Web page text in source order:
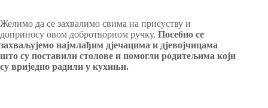
Желимо да се захвалимо свима на присуству и
доприносу овом добротворном ручку. Посебно се
захваљујемо најмлађим дјечацима и дјевојчицама
што су поставили столове и помогли родитељима који
су вриједно радили у кухињи.